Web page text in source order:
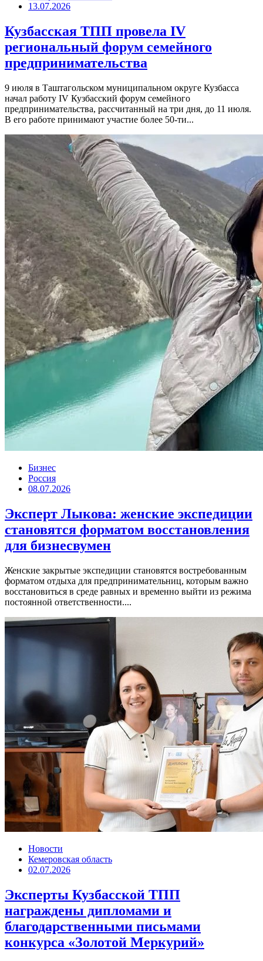
13.07.2026
Кузбасская ТПП провела IV
региональный форум семейного
предпринимательства
9 июля в Таштагольском муниципальном округе Кузбасса
начал работу IV Кузбасский форум семейного
предпринимательства, рассчитанный на три дня, до 11 июля.
В его работе принимают участие более 50-ти...
Бизнес
Россия
08.07.2026
Эксперт Лыкова: женские экспедиции
становятся форматом восстановления
для бизнесвумен
Женские закрытые экспедиции становятся востребованным
форматом отдыха для предпринимательниц, которым важно
восстановиться в среде равных и временно выйти из режима
постоянной ответственности....
Новости
Кемеровская область
02.07.2026
Эксперты Кузбасской ТПП
награждены дипломами и
благодарственными письмами
конкурса «Золотой Меркурий»